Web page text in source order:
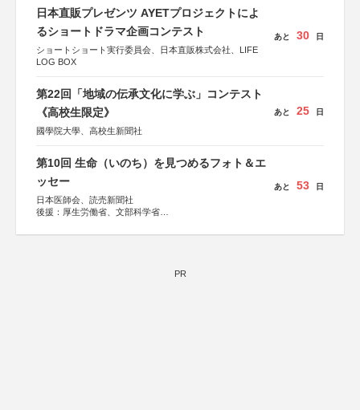
会、森林火災対策協会
日本直販プレゼンツ AYETプロジェクトによ
るショートドラマ企画コンテスト
ショートショート実行委員会、日本直販株式会社、LIFE
LOG BOX
あと 30 日
第22回「地域の伝承文化に学ぶ」コンテスト
《高校生限定》
國學院大學、高校生新聞社
あと 25 日
第10回 生命（いのち）を見つめるフォト＆エ
ッセー
日本医師会、読売新聞社
後援：厚生労働省、文部科学省
しん生命保険株式会社
あと 53 日
PR